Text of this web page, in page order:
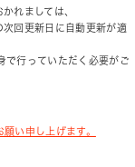
れましては、
次回更新日に自動更新が適
で行っていただく必要がご
い申し上げます。